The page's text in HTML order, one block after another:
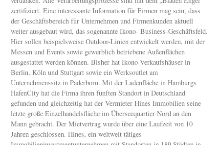
zertifiziert. Eine interessante Information für Firmen mag sein, dass
der Geschäftsbereich für Unternehmen und Firmenkunden aktuell
weiter ausgebaut wird, das sogenannte Ikono- Business-Geschäftsfeld.
Hier sollen beispielsweise Outdoor-Linien entwickelt werden, mit der
Messen und Events sowie gewerblich betriebene Außenflächen
ausgestattet werden können. Bisher hat Ikono Verkaufshäuser in
Berlin, Köln und Stuttgart sowie ein Werksoutlet am
Unternehmenssitz in Paderborn. Mit der Ladenfläche in Hamburgs
HafenCity hat die Firma ihren fünften Standort in Deutschland
gefunden und gleichzeitig hat der Vermieter Hines Immobilien seine
letzte große Einzelhandelsfläche im Überseequartier Nord an den
Mann gebracht. Der Mietvertrag wurde über eine Laufzeit von 10
Jahren geschlossen. Hines, ein weltweit tätiges